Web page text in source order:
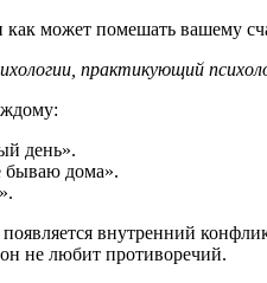
практикующий
день».
дома».
внутренний
не любит противоречий.